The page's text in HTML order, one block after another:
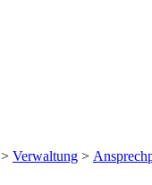
> Verwaltung >